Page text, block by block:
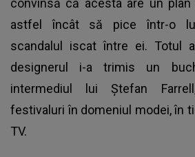
convinsă că acesta are un
astfel încât să pice într-o
scandalul iscat între ei. Totul
designerul i-a trimis un
intermediul lui Ștefan
festivaluri în domeniul modei, în
TV.